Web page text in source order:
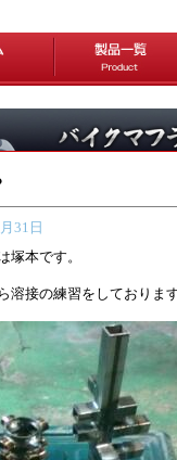
31日
塚本です。
溶接の練習をしておりま